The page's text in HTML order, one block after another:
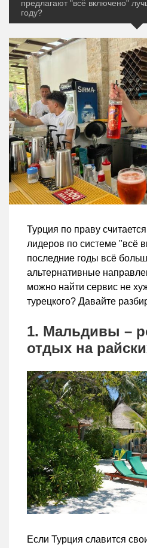
предлагают "всё включено"
году?
Турция по праву
лидеров по системе "всё
последние годы всё
альтернативные
можно найти сервис не
турецкого? Давайте
1. Мальдивы –
отдых на
Если Турция славится